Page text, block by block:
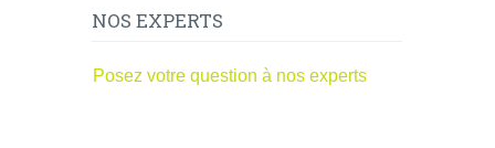
NOS EXPERTS
Posez votre question à nos experts